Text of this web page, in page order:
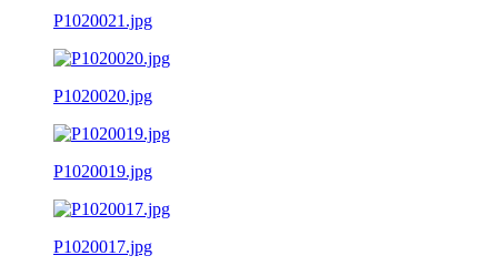
P1020021.jpg
P1020020.jpg
P1020019.jpg
P1020017.jpg